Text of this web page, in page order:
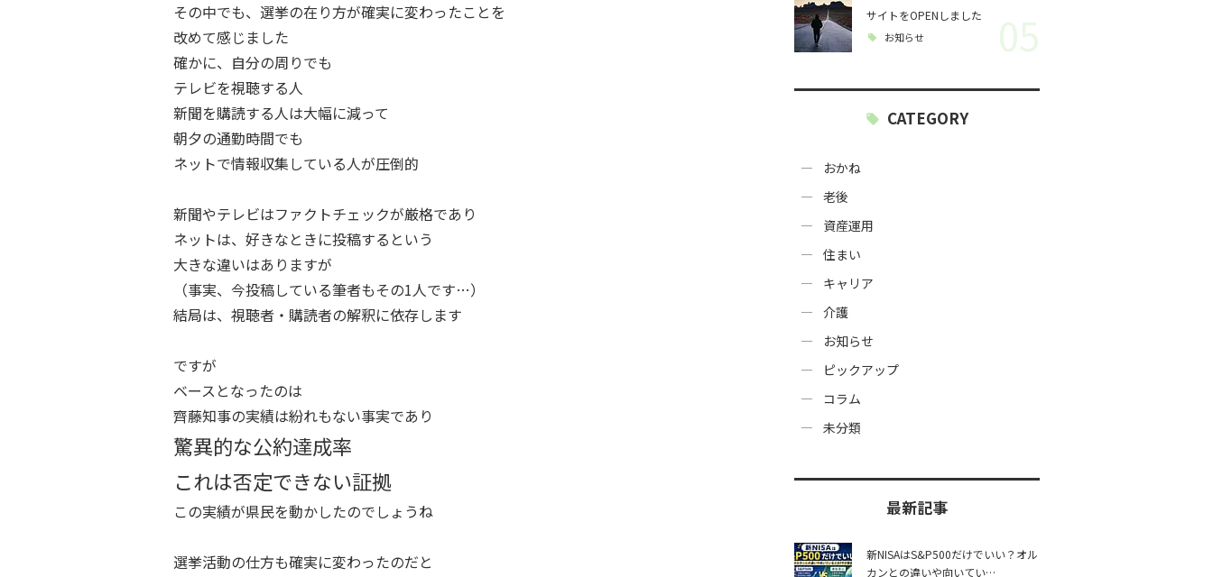
その中でも、選挙の在り方が確実に変わったことを
改めて感じました
確かに、自分の周りでも
テレビを視聴する人
新聞を購読する人は大幅に減って
朝夕の通勤時間でも
ネットで情報収集している人が圧倒的
新聞やテレビはファクトチェックが厳格であり
ネットは、好きなときに投稿するという
大きな違いはありますが
（事実、今投稿している筆者もその1人です…）
結局は、視聴者・購読者の解釈に依存します
ですが
ベースとなったのは
齊藤知事の実績は紛れもない事実であり
驚異的な公約達成率
これは否定できない証拠
この実績が県民を動かしたのでしょうね
選挙活動の仕方も確実に変わったのだと
サイトをOPENしました
お知らせ 05
CATEGORY
おかね
老後
資産運用
住まい
キャリア
介護
お知らせ
ピックアップ
コラム
未分類
最新記事
新NISAはS&P500だけでいい？オル
カンとの違いや向いてい…